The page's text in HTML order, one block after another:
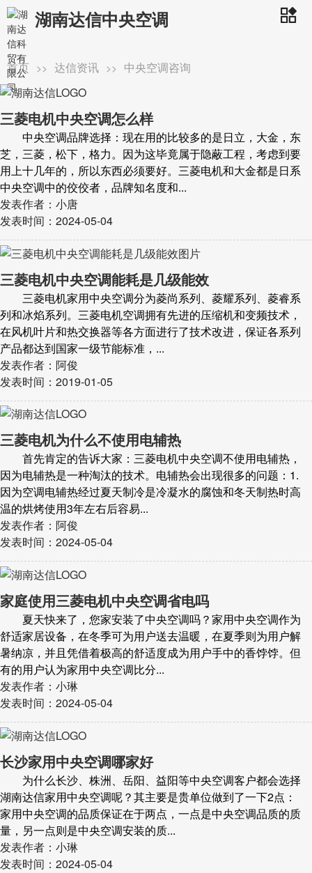
湖南达信中央空调
首页 >> 达信资讯 >> 中央空调咨询
三菱电机中央空调怎么样
中央空调品牌选择：现在用的比较多的是日立，大金，东
芝，三菱，松下，格力。因为这毕竟属于隐蔽工程，考虑到要
用上十几年的，所以东西必须要好。三菱电机和大金都是日系
中央空调中的佼佼者，品牌知名度和...
发表作者：小唐
发表时间：2024-05-04
三菱电机中央空调能耗是几级能效
三菱电机家用中央空调分为菱尚系列、菱耀系列、菱睿系
列和冰焰系列。三菱电机空调拥有先进的压缩机和变频技术，
在风机叶片和热交换器等各方面进行了技术改进，保证各系列
产品都达到国家一级节能标准，...
发表作者：阿俊
发表时间：2019-01-05
三菱电机为什么不使用电辅热
首先肯定的告诉大家：三菱电机中央空调不使用电辅热，
因为电辅热是一种淘汰的技术。电辅热会出现很多的问题：1.
因为空调电辅热经过夏天制冷是冷凝水的腐蚀和冬天制热时高
温的烘烤使用3年左右后容易...
发表作者：阿俊
发表时间：2024-05-04
家庭使用三菱电机中央空调省电吗
夏天快来了，您家安装了中央空调吗？家用中央空调作为
舒适家居设备，在冬季可为用户送去温暖，在夏季则为用户解
暑纳凉，并且凭借着极高的舒适度成为用户手中的香饽饽。但
有的用户认为家用中央空调比分...
发表作者：小琳
发表时间：2024-05-04
长沙家用中央空调哪家好
为什么长沙、株洲、岳阳、益阳等中央空调客户都会选择
湖南达信家用中央空调呢？其主要是贵单位做到了一下2点：
家用中央空调的品质保证在于两点，一点是中央空调品质的质
量，另一点则是中央空调安装的质...
发表作者：小琳
发表时间：2024-05-04